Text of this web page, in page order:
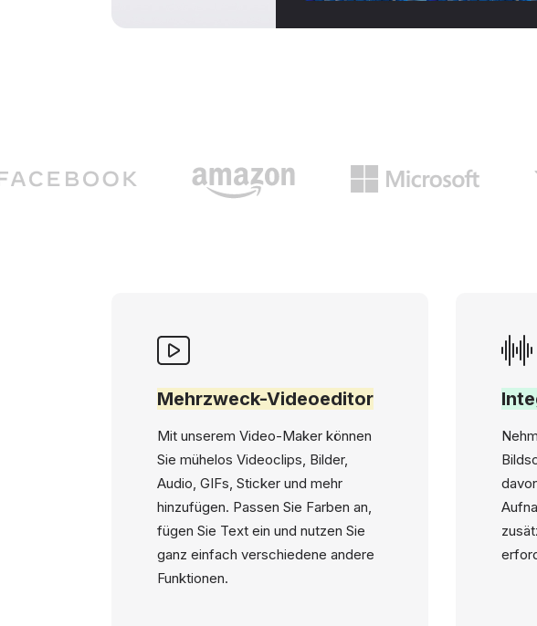
Mehrzweck-Videoeditor
Mit unserem Video-Maker können
Sie mühelos Videoclips, Bilder,
Audio, GIFs, Sticker und mehr
hinzufügen. Passen Sie Farben an,
fügen Sie Text ein und nutzen Sie
ganz einfach verschiedene andere
Funktionen.